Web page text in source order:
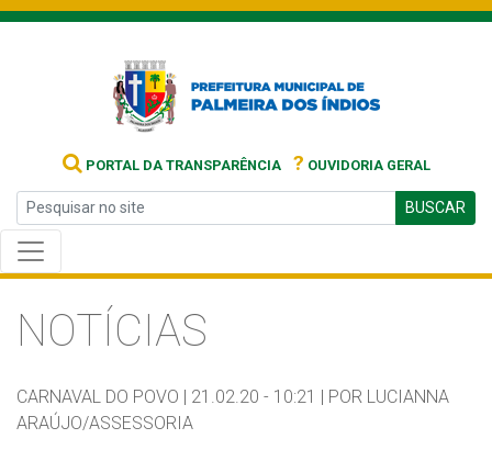
PORTAL DA TRANSPARÊNCIA ? OUVIDORIA GERAL
BUSCAR
NOTÍCIAS
CARNAVAL DO POVO | 21.02.20 - 10:21 | POR LUCIANNA
ARAÚJO/ASSESSORIA